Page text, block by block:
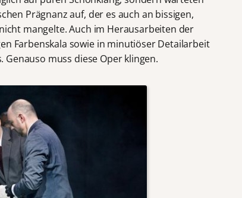
Prägnanz auf, der es auch an bissigen,
mangelte. Auch im Herausarbeiten der
Farbenskala sowie in minutiöser Detailarbeit
Genauso muss diese Oper klingen.